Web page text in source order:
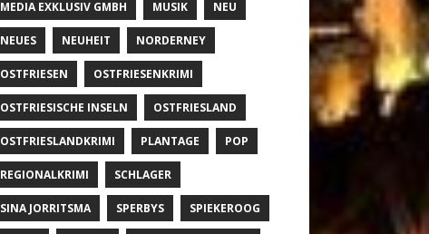
MEDIA EXKLUSIV GMBH MUSIK NEU
NEUES NEUHEIT NORDERNEY
OSTFRIESEN OSTFRIESENKRIMI
OSTFRIESISCHE INSELN OSTFRIESLAND
OSTFRIESLANDKRIMI PLANTAGE POP
REGIONALKRIMI SCHLAGER
SINA JORRITSMA SPERBYS SPIEKEROOG